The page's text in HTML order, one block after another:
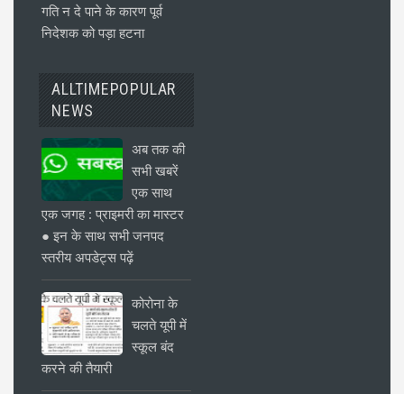
गति न दे पाने के कारण पूर्व
निदेशक को पड़ा हटना
ALLTIMEPOPULAR
NEWS
अब तक की
सभी खबरें
एक साथ
एक जगह : प्राइमरी का मास्टर
● इन के साथ सभी जनपद
स्तरीय अपडेट्स पढ़ें
कोरोना के
चलते यूपी में
स्कूल बंद
करने की तैयारी